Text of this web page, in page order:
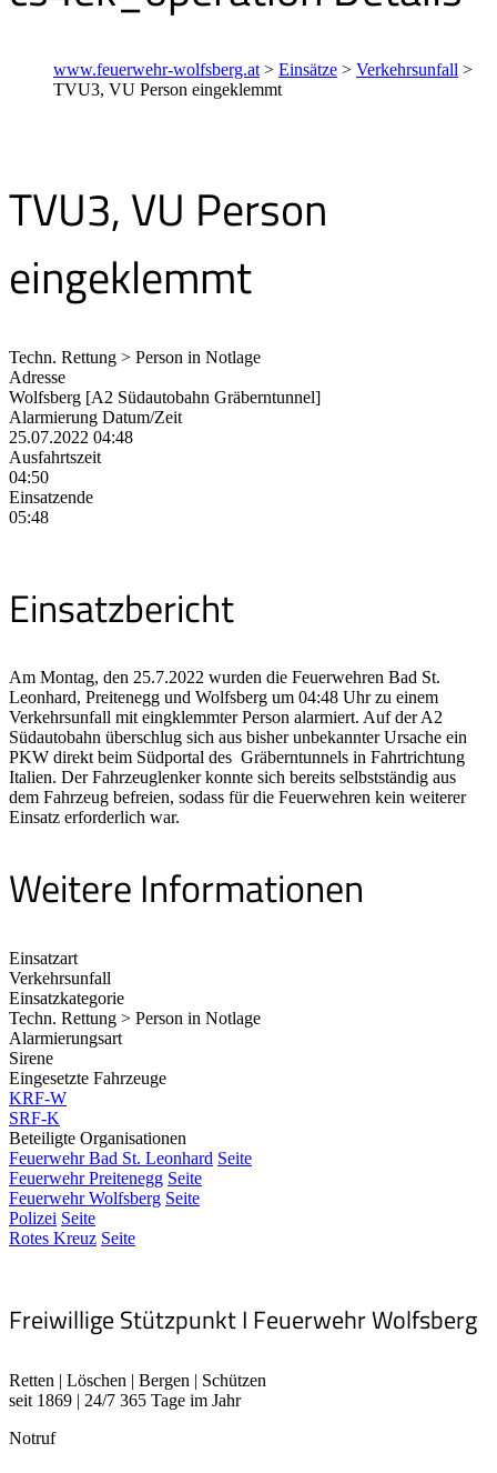
www.feuerwehr-wolfsberg.at > Einsätze > Verkehrsunfall >
TVU3, VU Person eingeklemmt
TVU3, VU Person
eingeklemmt
Techn. Rettung > Person in Notlage
Adresse
Wolfsberg [A2 Südautobahn Gräberntunnel]
Alarmierung Datum/Zeit
25.07.2022 04:48
Ausfahrtszeit
04:50
Einsatzende
05:48
Einsatzbericht
Am Montag, den 25.7.2022 wurden die Feuerwehren Bad St.
Leonhard, Preitenegg und Wolfsberg um 04:48 Uhr zu einem
Verkehrsunfall mit eingklemmter Person alarmiert. Auf der A2
Südautobahn überschlug sich aus bisher unbekannter Ursache ein
PKW direkt beim Südportal des Gräberntunnels in Fahrtrichtung
Italien. Der Fahrzeuglenker konnte sich bereits selbstständig aus
dem Fahrzeug befreien, sodass für die Feuerwehren kein weiterer
Einsatz erforderlich war.
Weitere Informationen
Einsatzart
Verkehrsunfall
Einsatzkategorie
Techn. Rettung > Person in Notlage
Alarmierungsart
Sirene
Eingesetzte Fahrzeuge
KRF-W
SRF-K
Beteiligte Organisationen
Feuerwehr Bad St. Leonhard Seite
Feuerwehr Preitenegg Seite
Feuerwehr Wolfsberg Seite
Polizei Seite
Rotes Kreuz Seite
Freiwillige Stützpunkt I Feuerwehr Wolfsberg
Retten | Löschen | Bergen | Schützen
seit 1869 | 24/7 365 Tage im Jahr
Notruf